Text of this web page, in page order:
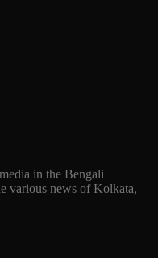
in the Bengali
various news of Kolkata,